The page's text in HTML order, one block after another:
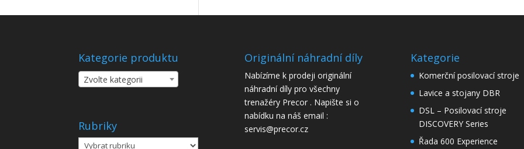
Kategorie produktu
Zvolte kategorii
Rubriky
Rubriky
Originální náhradní díly
Nabízíme k prodeji originální
náhradní díly pro všechny
trenažéry Precor . Napište si o
nabídku na náš email :
servis@precor.cz
Kategorie
Komerční posilovací stroje
Lavice a stojany DBR
DSL – Posilovací stroje
DISCOVERY Series
Řada 600 Experience